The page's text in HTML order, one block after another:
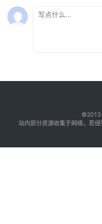
站内部分资源收集于网络，若侵